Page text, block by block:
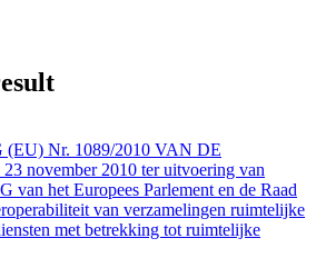
Nr. 1089/2010 VAN DE
november 2010 ter uitvoering van
van het Europees Parlement en de Raad
van verzamelingen ruimtelijke
met betrekking tot ruimtelijke